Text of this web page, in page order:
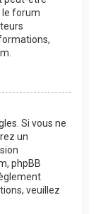
le forum
Si vous ne
un
phpBB
veuillez